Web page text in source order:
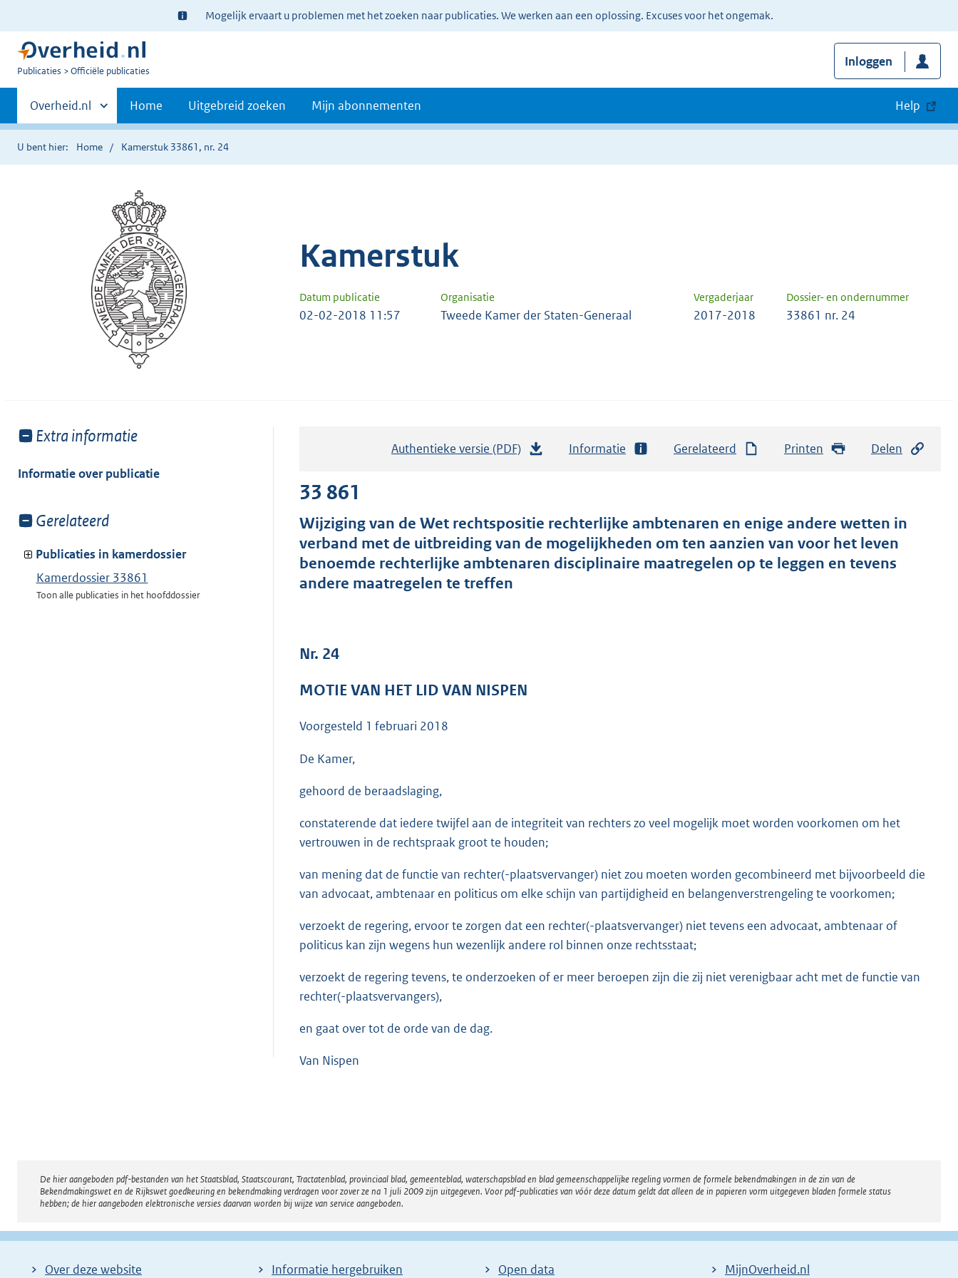
Ter
informatie:
Mogelijk ervaart u problemen met het zoeken naar publicaties. We werken aan een oplossing. Excuses voor het ongemak.
U
Publicaties Officiële publicaties
Inloggen
Primaire
navigatie
Andere
sites
binnen
Overheid.nl Home Uitgebreid zoeken Mijn abonnementen Help
U bent hier: Home Kamerstuk 33861, nr. 24
Kamerstuk
Datum publicatie Organisatie Vergaderjaar Dossier- en ondernummer
02-02-2018 11:57 Tweede Kamer der Staten-Generaal 2017-2018 33861 nr. 24
Toon
van:
Extra informatie
Informatie over publicatie
Toon
van:
Gerelateerd
Publicaties in kamerdossier
Kamerdossier 33861
Toon alle publicaties in het hoofddossier
Authentieke versie (PDF)
a
n
d
t
Informatie Gerelateerd Printen Delen
33 861
Wijziging van de Wet rechtspositie rechterlijke ambtenaren en enige andere wetten in
verband met de uitbreiding van de mogelijkheden om ten aanzien van voor het leven
benoemde rechterlijke ambtenaren disciplinaire maatregelen op te leggen en tevens
andere maatregelen te treffen
Nr. 24
MOTIE VAN HET LID VAN NISPEN
Voorgesteld 1 februari 2018
De Kamer,
gehoord de beraadslaging,
constaterende dat iedere twijfel aan de integriteit van rechters zo veel mogelijk moet worden voorkomen om het
vertrouwen in de rechtspraak groot te houden;
van mening dat de functie van rechter(-plaatsvervanger) niet zou moeten worden gecombineerd met bijvoorbeeld die
van advocaat, ambtenaar en politicus om elke schijn van partijdigheid en belangenverstrengeling te voorkomen;
verzoekt de regering, ervoor te zorgen dat een rechter(-plaatsvervanger) niet tevens een advocaat, ambtenaar of
politicus kan zijn wegens hun wezenlijk andere rol binnen onze rechtsstaat;
verzoekt de regering tevens, te onderzoeken of er meer beroepen zijn die zij niet verenigbaar acht met de functie van
rechter(-plaatsvervangers),
en gaat over tot de orde van de dag.
Van Nispen
Disclaimer
De hier aangeboden pdf-bestanden van het Staatsblad, Staatscourant, Tractatenblad, provinciaal blad, gemeenteblad, waterschapsblad en blad gemeenschappelijke regeling vormen de formele bekendmakingen in de zin van de
Bekendmakingswet en de Rijkswet goedkeuring en bekendmaking verdragen voor zover ze na 1 juli 2009 zijn uitgegeven. Voor pdf-publicaties van vóór deze datum geldt dat alleen de in papieren vorm uitgegeven bladen formele status
hebben; de hier aangeboden elektronische versies daarvan worden bij wijze van service aangeboden.
Over deze website Informatie hergebruiken Open data MijnOverheid.nl